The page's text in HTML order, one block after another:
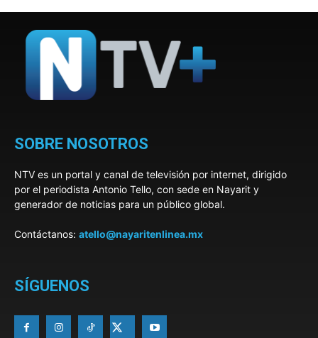
SOBRE NOSOTROS
NTV es un portal y canal de televisión por internet, dirigido
por el periodista Antonio Tello, con sede en Nayarit y
generador de noticias para un público global.
Contáctanos: atello@nayaritenlinea.mx
SÍGUENOS